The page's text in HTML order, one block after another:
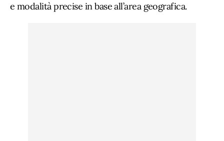
e modalità precise in base all’area geografica.